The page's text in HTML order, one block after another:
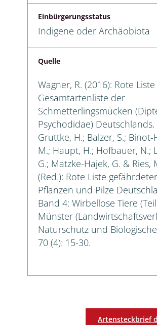
Einbürgerungsstatus
Indigene oder Archäobiota
Quelle
Wagner, R. (2016): Rote
Gesamtartenliste der
Schmetterlingsmücken
Psychodidae) Deutschlands.
Gruttke, H.; Balzer, S.; Binot-
M.; Haupt, H.; Hofbauer, N.;
G.; Matzke-Hajek, G. & Ries,
(Red.): Rote Liste
Pflanzen und Pilze
Band 4: Wirbellose Tiere
Münster
Naturschutz und
70 (4): 15-30.
Artensteckbrief